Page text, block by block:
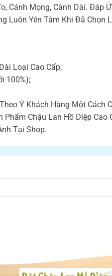
Cánh Mọng, Cành Dài. Đáp
Luôn Yên Tâm Khi Đã
Loại Cao Cấp;
100%);
Ý Khách Hàng Một Cách
Phẩm Chậu Lan Hồ Điệp
Tại Shop.